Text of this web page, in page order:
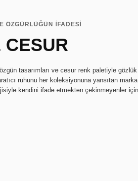
ÖZGÜRLÜĞÜN İFADESİ
tasarımları ve cesur renk paletiyle gözlük
ruhunu her koleksiyonuna yansıtan
kendini ifade etmekten çekinmeyenler için